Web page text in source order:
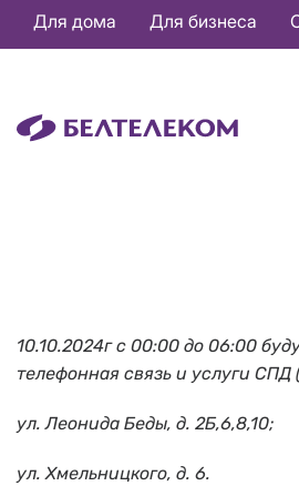
Основная
навигация
Для дома Для бизнеса
10.10.2024г с 00:00 до 06:00
телефонная связь и услуги СПД
ул. Леонида Беды, д. 2Б,6,8,10;
ул. Хмельницкого, д. 6.